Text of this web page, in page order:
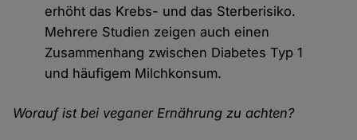
erhöht das Krebs- und das Sterberisiko.
Mehrere Studien zeigen auch einen
Zusammenhang zwischen Diabetes Typ 1
und häufigem Milchkonsum.
Worauf ist bei veganer Ernährung zu achten?